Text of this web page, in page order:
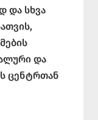
და სხვა
და
ცენტრთან